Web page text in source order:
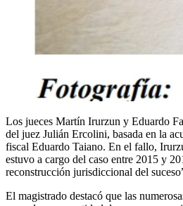
Los jueces Martín Irurzun y Eduardo
del juez Julián Ercolini, basada en la
fiscal Eduardo Taiano. En el fallo,
estuvo a cargo del caso entre 2015 y
reconstrucción jurisdiccional del
El magistrado destacó que las